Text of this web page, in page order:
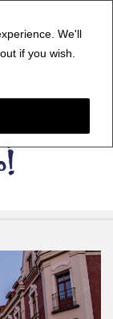
We'll
if you wish.